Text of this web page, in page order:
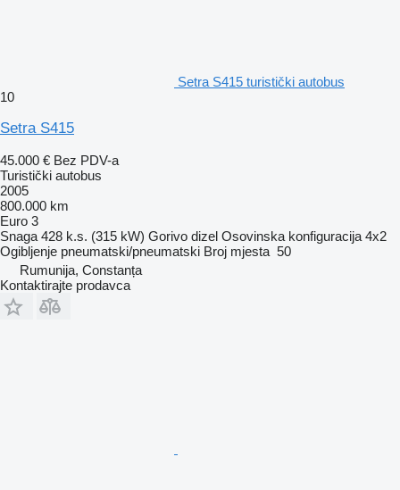
Setra S415 turistički autobus
10
Setra S415
45.000 € Bez PDV-a
Turistički autobus
2005
800.000 km
Euro 3
Snaga 428 k.s. (315 kW) Gorivo dizel Osovinska konfiguracija 4x2
Ogibljenje pneumatski/pneumatski Broj mjesta 50
Rumunija, Constanța
Kontaktirajte prodavca